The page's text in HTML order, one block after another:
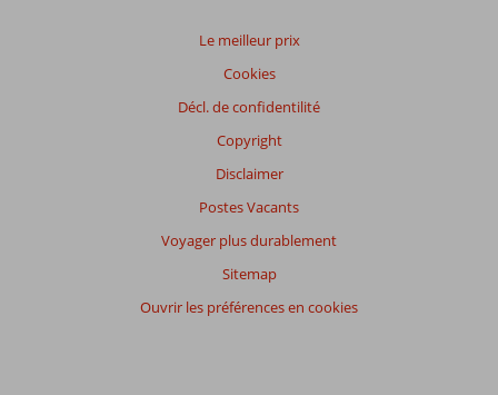
Le meilleur prix
Cookies
Décl. de confidentilité
Copyright
Disclaimer
Postes Vacants
Voyager plus durablement
Sitemap
Ouvrir les préférences en cookies